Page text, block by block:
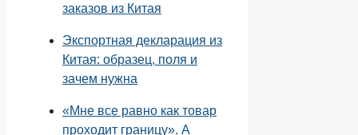
заказов из Китая
Экспортная декларация из
Китая: образец, поля и
зачем нужна
«Мне все равно как товар
проходит границу». А